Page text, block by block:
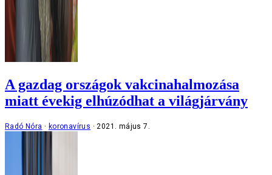
A gazdag országok vakcinahalmozása
miatt évekig elhúzódhat a világjárvány
Radó Nóra koronavírus 2021. május 7.